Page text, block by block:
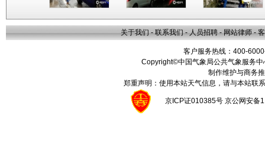
关于我们 - 联系我们 - 人员招聘 - 网站律师 -
客户服务热线：400-
Copyright©中国气象局公共气象服务
制作维护与商务
郑重声明：使用本站天气信息，请与本站联
京ICP证010385号 京公网安备